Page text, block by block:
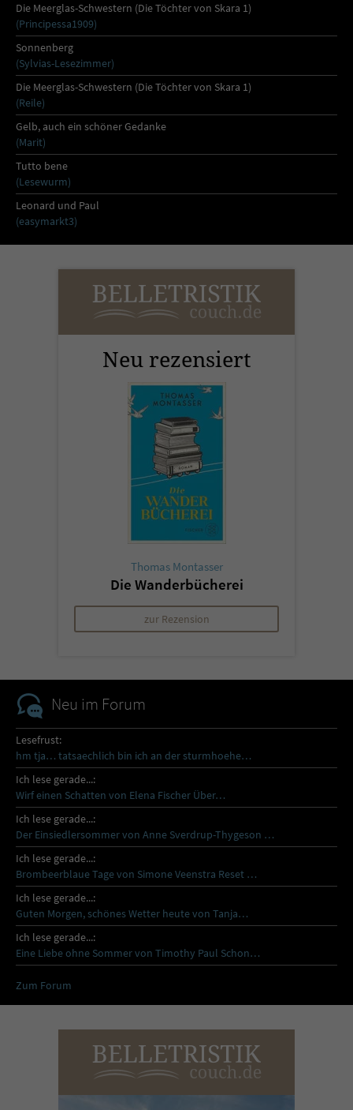
Die Meerglas-Schwestern (Die Töchter von Skara 1)
(Principessa1909)
Sonnenberg
(Sylvias-Lesezimmer)
Die Meerglas-Schwestern (Die Töchter von Skara 1)
(Reile)
Gelb, auch ein schöner Gedanke
(Marit)
Tutto bene
(Lesewurm)
Leonard und Paul
(easymarkt3)
Neu rezensiert
Thomas Montasser
Die Wanderbücherei
zur Rezension
Neu im Forum
Lesefrust:
hm tja… tatsaechlich bin ich an der sturmhoehe…
Ich lese gerade...:
Wirf einen Schatten von Elena Fischer Über…
Ich lese gerade...:
Der Einsiedlersommer von Anne Sverdrup-Thygeson …
Ich lese gerade...:
Brombeerblaue Tage von Simone Veenstra Reset …
Ich lese gerade...:
Guten Morgen, schönes Wetter heute von Tanja…
Ich lese gerade...:
Eine Liebe ohne Sommer von Timothy Paul Schon…
Zum Forum